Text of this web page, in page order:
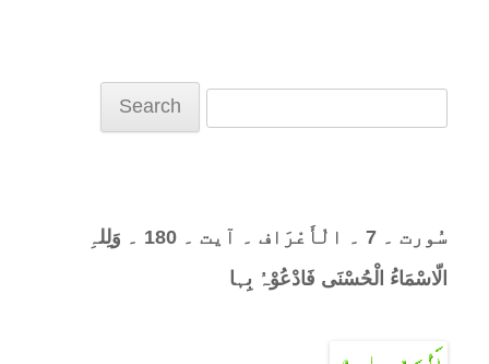
سُورت ۔ 7 ۔ الْأَعْرَاف ۔ آیت ۔ 180 ۔ وَلِلہِ
الّاسْمَاءُ الْحُسْنَی فَادْعُوْہُ بِہا